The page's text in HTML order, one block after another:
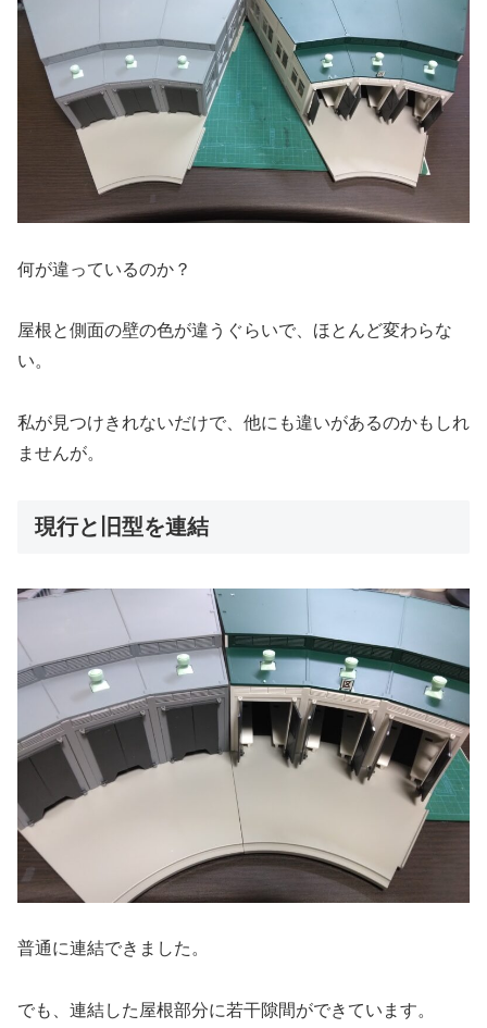
何が違っているのか？
屋根と側面の壁の色が違うぐらいで、ほとんど変わらな
い。
私が見つけきれないだけで、他にも違いがあるのかもしれ
ませんが。
現行と旧型を連結
普通に連結できました。
でも、連結した屋根部分に若干隙間ができています。